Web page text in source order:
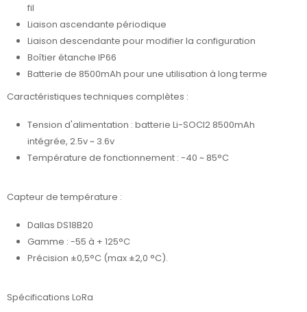
fil
Liaison ascendante périodique
Liaison descendante pour modifier la configuration
Boîtier étanche IP66
Batterie de 8500mAh pour une utilisation à long terme
Caractéristiques techniques complètes :
Tension d'alimentation : batterie Li-SOCI2 8500mAh
intégrée, 2.5v ~ 3.6v
Température de fonctionnement : -40 ~ 85°C
Capteur de température :
Dallas DS18B20
Gamme : -55 à + 125°C
Précision ±0,5°C (max ±2,0 °C).
Spécifications LoRa